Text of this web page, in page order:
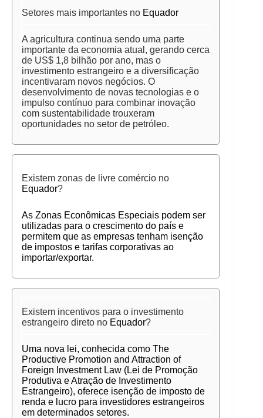
Setores mais importantes no Equador
A agricultura continua sendo uma parte
importante da economia atual, gerando cerca
de US$ 1,8 bilhão por ano, mas o
investimento estrangeiro e a diversificação
incentivaram novos negócios. O
desenvolvimento de novas tecnologias e o
impulso contínuo para combinar inovação
com sustentabilidade trouxeram
oportunidades no setor de petróleo.
Existem zonas de livre comércio no
Equador?
As Zonas Econômicas Especiais podem ser
utilizadas para o crescimento do país e
permitem que as empresas tenham isenção
de impostos e tarifas corporativas ao
importar/exportar.
Existem incentivos para o investimento
estrangeiro direto no Equador?
Uma nova lei, conhecida como The
Productive Promotion and Attraction of
Foreign Investment Law (Lei de Promoção
Produtiva e Atração de Investimento
Estrangeiro), oferece isenção de imposto de
renda e lucro para investidores estrangeiros
em determinados setores.